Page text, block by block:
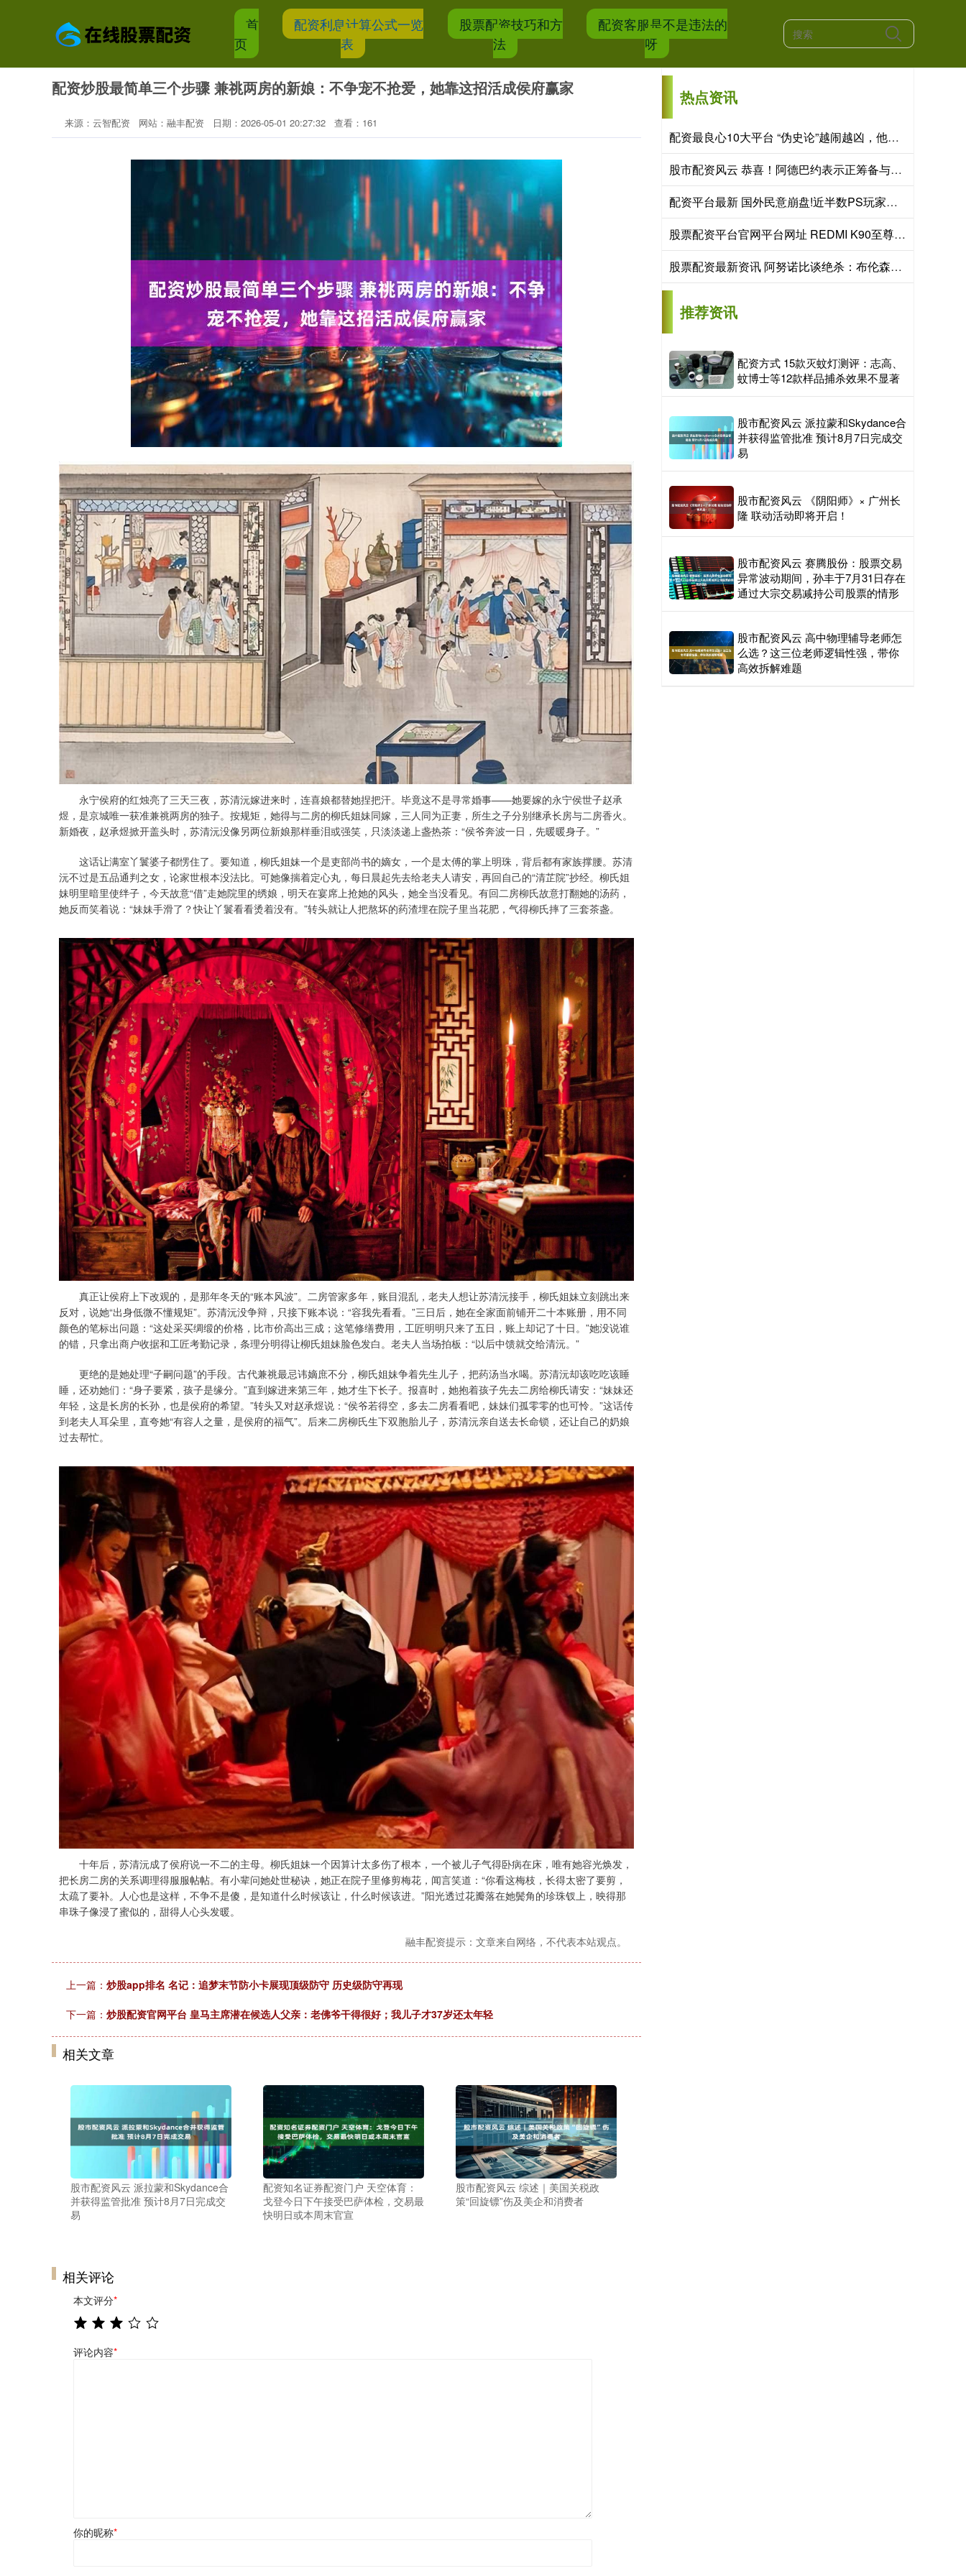
首
页
配资利息计算公式一览
表
股票配资技巧和方
法
配资客服是不是违法的
呀
配资炒股最简单三个步骤 兼祧两房的新娘：不争宠不抢爱，她靠这招活成侯府赢家
来源：云智配资 网站：融丰配资 日期：2026-05-01 20:27:32 查看：161
永宁侯府的红烛亮了三天三夜，苏清沅嫁进来时，连喜娘都替她捏把汗。毕竟这不是寻常婚事——她要嫁的永宁侯世子赵承
煜，是京城唯一获准兼祧两房的独子。按规矩，她得与二房的柳氏姐妹同嫁，三人同为正妻，所生之子分别继承长房与二房香火。
新婚夜，赵承煜掀开盖头时，苏清沅没像另两位新娘那样垂泪或强笑，只淡淡递上盏热茶：“侯爷奔波一日，先暖暖身子。”
这话让满室丫鬟婆子都愣住了。要知道，柳氏姐妹一个是吏部尚书的嫡女，一个是太傅的掌上明珠，背后都有家族撑腰。苏清
沅不过是五品通判之女，论家世根本没法比。可她像揣着定心丸，每日晨起先去给老夫人请安，再回自己的“清芷院”抄经。柳氏姐
妹明里暗里使绊子，今天故意“借”走她院里的绣娘，明天在宴席上抢她的风头，她全当没看见。有回二房柳氏故意打翻她的汤药，
她反而笑着说：“妹妹手滑了？快让丫鬟看看烫着没有。”转头就让人把熬坏的药渣埋在院子里当花肥，气得柳氏摔了三套茶盏。
真正让侯府上下改观的，是那年冬天的“账本风波”。二房管家多年，账目混乱，老夫人想让苏清沅接手，柳氏姐妹立刻跳出来
反对，说她“出身低微不懂规矩”。苏清沅没争辩，只接下账本说：“容我先看看。”三日后，她在全家面前铺开二十本账册，用不同
颜色的笔标出问题：“这处采买绸缎的价格，比市价高出三成；这笔修缮费用，工匠明明只来了五日，账上却记了十日。”她没说谁
的错，只拿出商户收据和工匠考勤记录，条理分明得让柳氏姐妹脸色发白。老夫人当场拍板：“以后中馈就交给清沅。”
更绝的是她处理“子嗣问题”的手段。古代兼祧最忌讳嫡庶不分，柳氏姐妹争着先生儿子，把药汤当水喝。苏清沅却该吃吃该睡
睡，还劝她们：“身子要紧，孩子是缘分。”直到嫁进来第三年，她才生下长子。报喜时，她抱着孩子先去二房给柳氏请安：“妹妹还
年轻，这是长房的长孙，也是侯府的希望。”转头又对赵承煜说：“侯爷若得空，多去二房看看吧，妹妹们孤零零的也可怜。”这话传
到老夫人耳朵里，直夸她“有容人之量，是侯府的福气”。后来二房柳氏生下双胞胎儿子，苏清沅亲自送去长命锁，还让自己的奶娘
过去帮忙。
十年后，苏清沅成了侯府说一不二的主母。柳氏姐妹一个因算计太多伤了根本，一个被儿子气得卧病在床，唯有她容光焕发，
把长房二房的关系调理得服服帖帖。有小辈问她处世秘诀，她正在院子里修剪梅花，闻言笑道：“你看这梅枝，长得太密了要剪，
太疏了要补。人心也是这样，不争不是傻，是知道什么时候该让，什么时候该进。”阳光透过花瓣落在她鬓角的珍珠钗上，映得那
串珠子像浸了蜜似的，甜得人心头发暖。
融丰配资提示：文章来自网络，不代表本站观点。
上一篇： 炒股app排名 名记：追梦末节防小卡展现顶级防守 历史级防守再现
下一篇： 炒股配资官网平台 皇马主席潜在候选人父亲：老佛爷干得很好；我儿子才37岁还太年轻
相关文章
股市配资风云 派拉蒙和Skydance合
并获得监管批准 预计8月7日完成交
易
配资知名证券配资门户 天空体育：
戈登今日下午接受巴萨体检，交易最
快明日或本周末官宣
股市配资风云 综述｜美国关税政
策“回旋镖”伤及美企和消费者
相关评论
本文评分*
评论内容*
你的昵称*
热点资讯
配资最良心10大平台 “伪史论”越闹越凶，他们想干什么？
股市配资风云 恭喜！阿德巴约表示正筹备与阿贾的订婚 两人关系得到老丈人认可
配资平台最新 国外民意崩盘!近半数PS玩家考虑转投PC 口碑严重透支
股票配资平台官网平台网址 REDMI K90至尊版定档，骁龙8至尊版+风冷散热
股票配资最新资讯 阿努诺比谈绝杀：布伦森出手后我没被卡位 顺势冲进去想补扣
推荐资讯
配资方式 15款灭蚊灯测评：志高、
蚊博士等12款样品捕杀效果不显著
股市配资风云 派拉蒙和Skydance合
并获得监管批准 预计8月7日完成交
易
股市配资风云 《阴阳师》× 广州长
隆 联动活动即将开启！
股市配资风云 赛腾股份：股票交易
异常波动期间，孙丰于7月31日存在
通过大宗交易减持公司股票的情形
股市配资风云 高中物理辅导老师怎
么选？这三位老师逻辑性强，带你
高效拆解难题